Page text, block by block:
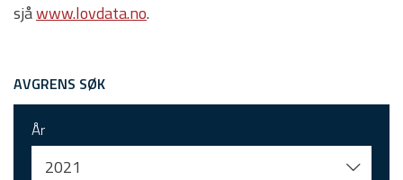
sjåwww.lovdata.no.
AVGRENS SØK
År
2021